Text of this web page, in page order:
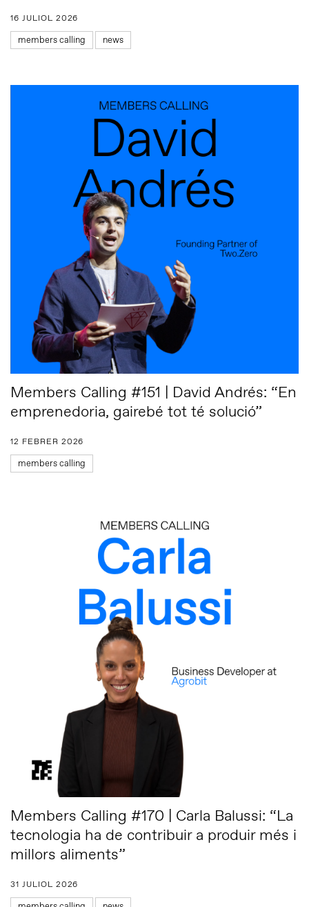
16 JULIOL 2026
members calling news
Members Calling #151 | David Andrés: “En
emprenedoria, gairebé tot té solució”
12 FEBRER 2026
members calling
Members Calling #170 | Carla Balussi: “La
tecnologia ha de contribuir a produir més i
millors aliments”
31 JULIOL 2026